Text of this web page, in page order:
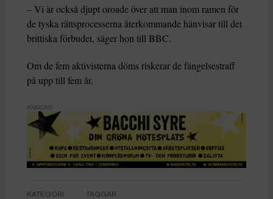
– Vi är också djupt oroade över att man inom ramen för
de tyska rättsprocesserna återkommande hänvisar till det
brittiska förbudet, säger hon till BBC.
Om de fem aktivisterna döms riskerar de fängelsestraff
på upp till fem år.
ANNONS
KATEGORI TAGGAR